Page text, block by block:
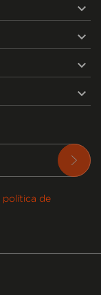




política de